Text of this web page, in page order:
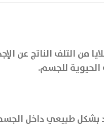
التلف الناتج عن
الحيوية للجسم.